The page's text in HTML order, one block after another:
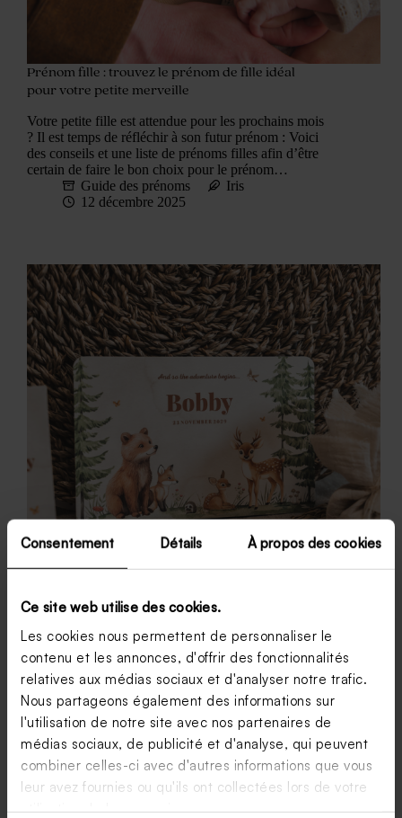
Consentement Détails À propos des cookies
Ce site web utilise des cookies.
Les cookies nous permettent de personnaliser le
contenu et les annonces, d'offrir des fonctionnalités
relatives aux médias sociaux et d'analyser notre trafic.
Nous partageons également des informations sur
l'utilisation de notre site avec nos partenaires de
médias sociaux, de publicité et d'analyse, qui peuvent
combiner celles-ci avec d'autres informations que vous
leur avez fournies ou qu'ils ont collectées lors de votre
utilisation de leurs services.
Prénom fille : trouvez le prénom de fille idéal
pour votre petite merveille
Votre petite fille est attendue pour les prochains mois
? Il est temps de réfléchir à son futur prénom : Voici
des conseils et une liste de prénoms filles afin d’être
certain de faire le bon choix pour le prénom…
Guide des prénoms
Iris
12 décembre 2025
50 prénoms garçon originaux à découvrir
absolument
Si vous privilégiez un prénom original pour votre
garçon, vous pourrez choisir entre : Trouver un
prénom pour son petit garçon est le début d’une
longue et belle aventure. Une évidence pour certains
parents, le choix du prénom d’un bébé…
Guide des prénoms
Iris
12 décembre 2025